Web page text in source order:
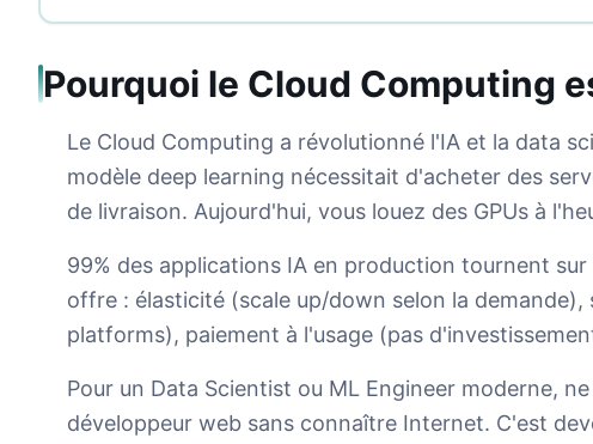
Pourquoi le Cloud Computing
Le Cloud Computing a révolutionné l'IA et la data
modèle deep learning nécessitait d'acheter des
de livraison. Aujourd'hui, vous louez des GPUs à
99% des applications IA en production tournent sur
offre : élasticité (scale up/down selon la demande),
platforms), paiement à l'usage (pas
Pour un Data Scientist ou ML Engineer moderne,
développeur web sans connaître Internet. C'est